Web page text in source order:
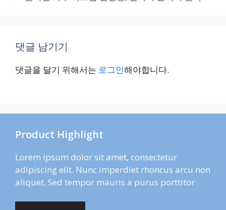
댓글 남기기
댓글을 달기 위해서는 로그인해야합니다.
Product Highlight
Lorem ipsum dolor sit amet, consectetur
adipiscing elit. Nunc imperdiet rhoncus arcu non
aliquet. Sed tempor mauris a purus porttitor